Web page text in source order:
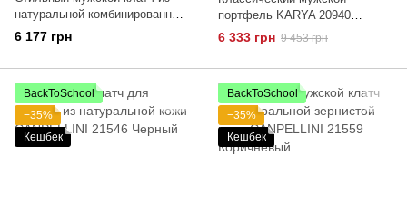
натуральной комбинированной
кожи CANPELLINI 21566
Коричневый
6 177 грн
портфель KARYA 20940
кожаный Черный
6 333 грн 9 453 грн
BackToSchool
−35%
Кешбек
BackToSchool
−35%
Кешбек